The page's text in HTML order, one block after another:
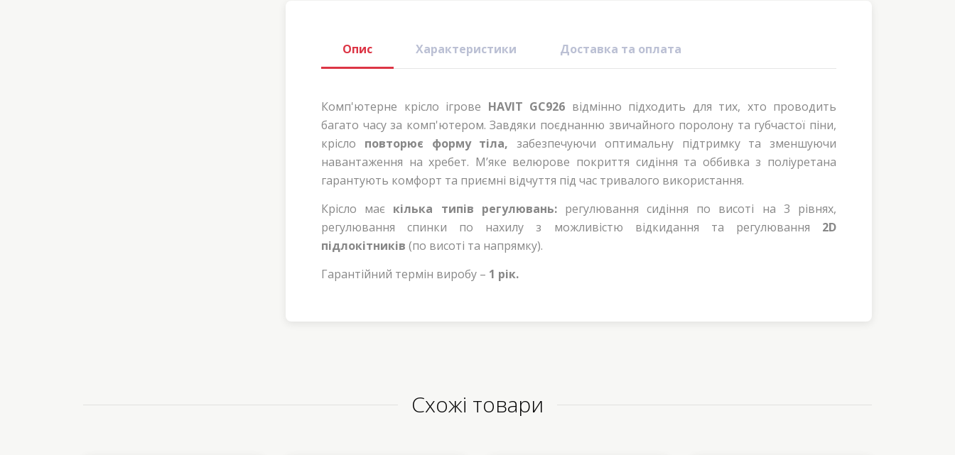
Опис Характеристики Доставка та оплата
Комп'ютерне крісло ігрове HAVIT GC926 відмінно підходить для тих, хто проводить
багато часу за комп'ютером. Завдяки поєднанню звичайного поролону та губчастої піни,
крісло повторює форму тіла, забезпечуючи оптимальну підтримку та зменшуючи
навантаження на хребет. М’яке велюрове покриття сидіння та оббивка з поліуретана
гарантують комфорт та приємні відчуття під час тривалого використання.
Крісло має кілька типів регулювань:регулювання сидіння по висоті на 3 рівнях,
регулювання спинки по нахилу з можливістю відкидання та регулювання 2D
підлокітників (по висоті та напрямку).
Гарантійний термін виробу – 1 рік.
Схожі товари